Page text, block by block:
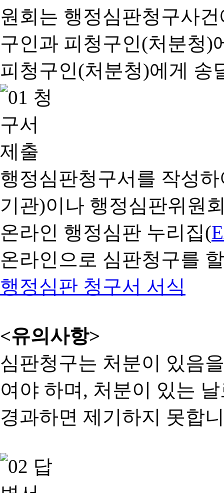
행정심판청구서를 작성
기관)이나 행정심판위원
온라인 행정심판 누리집(
온라인으로 심판청구를
행정심판 청구서 서식
<유의사항>
심판청구는 처분이 있음
여야 하며, 처분이 있는
경과하면 제기하지 못합